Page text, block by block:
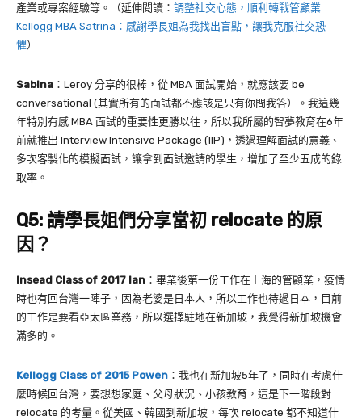
產業或專案經驗等。（延伸閱讀： 調整社交心態，順利轉戰管顧業
Kellogg MBA Satrina：感謝學長姐為我找出盲點，讓我克服社交恐
懼）
Sabina ：Leroy 分享的很棒，從 MBA 面試開始，就應該要 be
conversational (其實所有的面試都不應該是只有你問我答）。我這幾
年特別有感 MBA 面試的重要性更勝以往，所以我所屬的智夢教育在6年
前就推出 Interview Intensive Package (IIP)，透過理解面試的意義、
多次客製化的模擬面試，讓拿到面試邀請的學生，增加了至少五成的錄
取率。
Q5: 請學長姐們分享當初 relocate 的原
因？
Insead Class of 2017 Ian ：畢業後第一份工作在上海的管顧業，疫情
時也有回台灣一陣子，因為老婆是日本人，所以工作也待過日本，目前
的工作是要看亞太區業務，所以選擇駐地在新加坡，我覺得新加坡機會
滿多的。
Kellogg Class of 2015 Powen ：我也在新加坡5年了，同時在考慮什
麼時候回台灣，要想想家庭、父母狀況、小孩教育，這是下一階段對
relocate 的考量。從美國、韓國到新加坡，每次 relocate 都不知道什